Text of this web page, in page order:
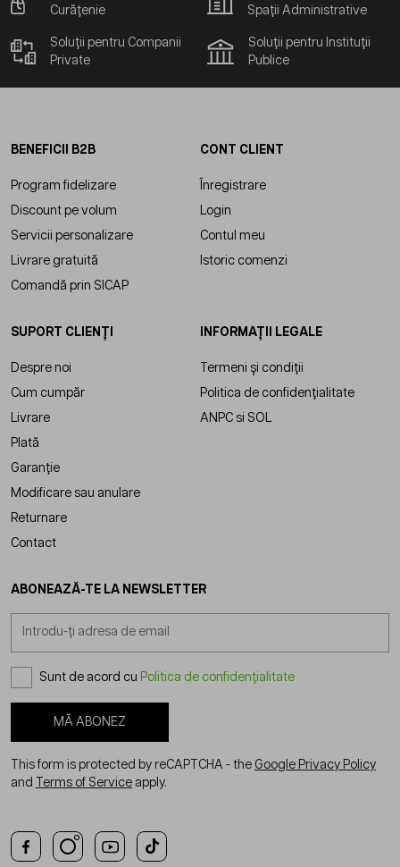
Curățenie
Spații Administrative
Soluții pentru Companii
Private
Soluții pentru Instituții
Publice
BENEFICII B2B
Program fidelizare
Discount pe volum
Servicii personalizare
Livrare gratuită
Comandă prin SICAP
CONT CLIENT
Înregistrare
Login
Contul meu
Istoric comenzi
SUPORT CLIENȚI
Despre noi
Cum cumpăr
Livrare
Plată
Garanție
Modificare sau anulare
Returnare
Contact
INFORMAȚII LEGALE
Termeni și condiții
Politica de confidențialitate
ANPC si SOL
ABONEAZĂ-TE LA NEWSLETTER
Sunt de acord cu Politica de confidențialitate
MĂ ABONEZ
This form is protected by reCAPTCHA - the Google Privacy Policy
and
Terms of Service apply.